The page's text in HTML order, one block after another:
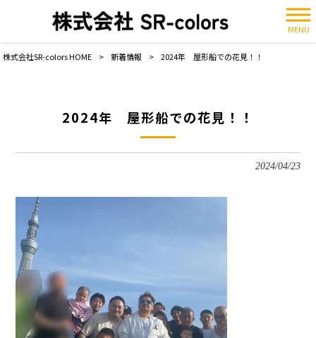
MENU
株式会社SR-colors HOME > 新着情報 > 2024年 屋形船での花見！！
2024年 屋形船での花見！！
2024/04/23